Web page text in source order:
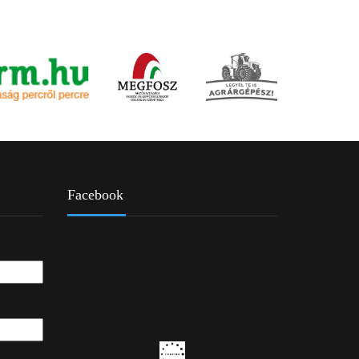
Facebook